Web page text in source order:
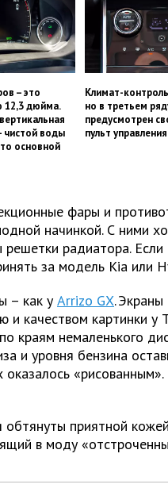
– это
12,3 дюйма.
чистой воды
основной
Климат-
но в третьем
предусмотрен
пульт
фары и
начинкой. С ними
решетки радиатора.
за модель Kia или
– как у Arrizo GX.
и качеством картинки
краям немаленького
и уровня бензина
оказалось
обтянуты приятной
в моду